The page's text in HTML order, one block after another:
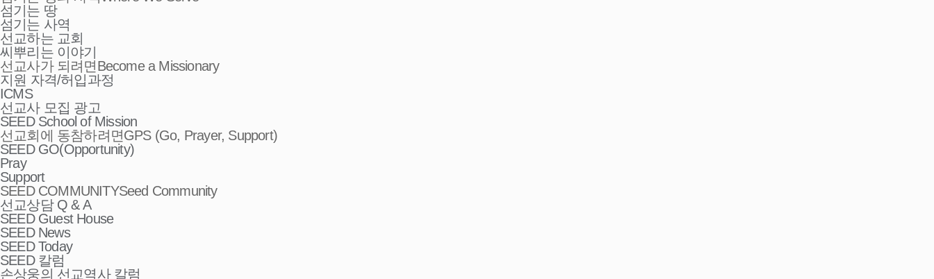
섬기는 땅
섬기는 사역
선교하는 교회
씨뿌리는 이야기
선교사가 되려면 Become a Missionary
지원 자격/허입과정
ICMS
선교사 모집 광고
SEED School of Mission
선교회에 동참하려면GPS (Go, Prayer, Support)
SEED GO(Opportunity)
Pray
Support
SEED COMMUNITYSeed Community
선교상담 Q & A
SEED Guest House
SEED News
SEED Today
SEED 칼럼
손상웅의 선교역사 칼럼